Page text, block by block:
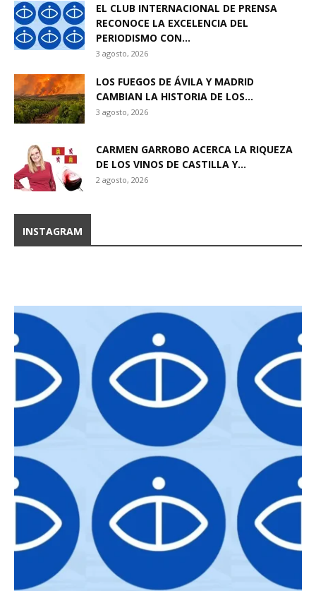
EL CLUB INTERNACIONAL DE PRENSA
RECONOCE LA EXCELENCIA DEL
PERIODISMO CON...
3 agosto, 2026
LOS FUEGOS DE ÁVILA Y MADRID
CAMBIAN LA HISTORIA DE LOS...
3 agosto, 2026
CARMEN GARROBO ACERCA LA RIQUEZA
DE LOS VINOS DE CASTILLA Y...
2 agosto, 2026
INSTAGRAM